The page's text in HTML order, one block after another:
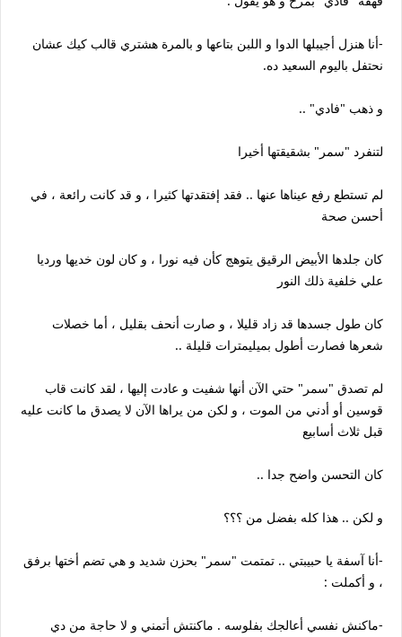
-أنا هنزل أجيبلها الدوا و اللبن بتاعها و بالمرة هشتري قالب كيك عشان
نحتفل باليوم السعيد ده.
و ذهب "فادي" ..
لتنفرد "سمر" بشقيقتها أخيرا
لم تستطع رفع عيناها عنها .. فقد إفتقدتها كثيرا ، و قد كانت رائعة ، في
أحسن صحة
كان جلدها الأبيض الرقيق يتوهج كأن فيه نورا ، و كان لون خديها ورديا
علي خلفية ذلك النور
كان طول جسدها قد زاد قليلا ، و صارت أنحف بقليل ، أما خصلات
شعرها فصارت أطول بميليمترات قليلة ..
لم تصدق "سمر" حتي الآن أنها شفيت و عادت إليها ، لقد كانت قاب
قوسين أو أدني من الموت ، و لكن من يراها الآن لا يصدق ما كانت عليه
قبل ثلاث أسابيع
كان التحسن واضح جدا ..
و لكن .. هذا كله بفضل من ؟؟؟
-أنا آسفة يا حبيبتي .. تمتمت "سمر" بحزن شديد و هي تضم أختها برفق
، و أكملت :
-ماكنش نفسي أعالجك بفلوسه . ماكنتش أتمني و لا حاجة من دي